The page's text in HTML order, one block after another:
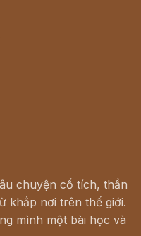
chuyện cổ tích, thần
khắp nơi trên thế giới.
mình một bài học và